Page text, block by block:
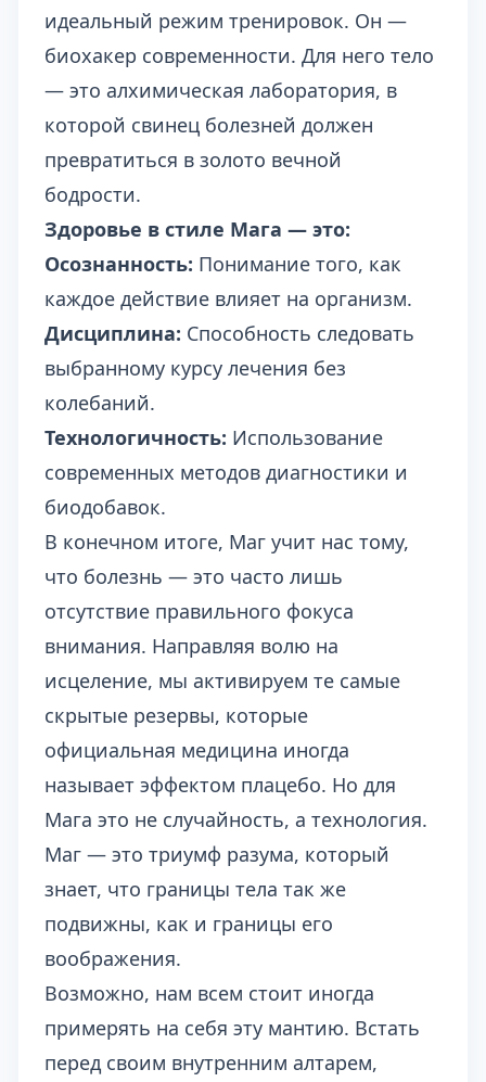
идеальный режим тренировок. Он —
биохакер современности. Для него тело
— это алхимическая лаборатория, в
которой свинец болезней должен
превратиться в золото вечной
бодрости.
Здоровье в стиле Мага — это:
Осознанность: Понимание того, как
каждое действие влияет на организм.
Дисциплина: Способность следовать
выбранному курсу лечения без
колебаний.
Технологичность: Использование
современных методов диагностики и
биодобавок.
В конечном итоге, Маг учит нас тому,
что болезнь — это часто лишь
отсутствие правильного фокуса
внимания. Направляя волю на
исцеление, мы активируем те самые
скрытые резервы, которые
официальная медицина иногда
называет эффектом плацебо. Но для
Мага это не случайность, а технология.
Маг — это триумф разума, который
знает, что границы тела так же
подвижны, как и границы его
воображения.
Возможно, нам всем стоит иногда
примерять на себя эту мантию. Встать
перед своим внутренним алтарем,